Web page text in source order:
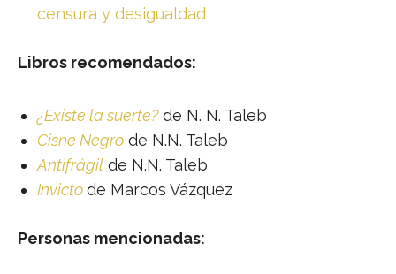
censura y desigualdad
Libros recomendados:
¿Existe la suerte?de N. N. Taleb
Cisne Negrode N.N. Taleb
Antifrágil de N.N. Taleb
Invictode Marcos Vázquez
Personas mencionadas: